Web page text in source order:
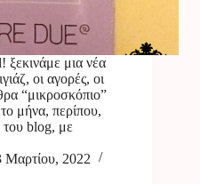
μια νέα
οι αγορές, οι
“μικροσκόπιο”
μήνα, περίπου,
του blog, με
Μαρτίου, 2022